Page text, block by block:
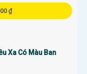
₫
Xa Có Màu Ban